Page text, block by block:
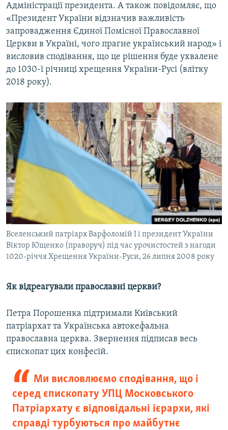
Адміністрації президента. А також повідомляє, що
«Президент України відзначив важливість
запровадження Єдиної Помісної Православної
Церкви в Україні, чого прагне український народ» і
висловив сподівання, що це рішення буде ухвалене
до 1030-ї річниці хрещення України-Русі (влітку
2018 року).
Вселенський патріарх Варфоломій I і президент України
Віктор Ющенко (праворуч) під час урочистостей з нагоди
1020-річчя Хрещення України-Руси, 26 липня 2008 року
Як відреагували православні церкви?
Петра Порошенка підтримали Київський
патріархат та Українська автокефальна
православна церква. Звернення підписав весь
єпископат цих конфесій.
Ми висловлюємо сподівання, що і
серед єпископату УПЦ Московського
Патріархату є відповідальні ієрархи, які
справді турбуються про майбутнє